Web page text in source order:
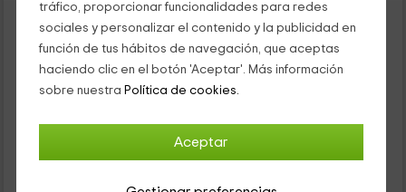
tráfico, proporcionar funcionalidades para redes
sociales y personalizar el contenido y la publicidad en
función de tus hábitos de navegación, que aceptas
haciendo clic en el botón 'Aceptar'. Más información
sobre nuestra Política de cookies.
Aceptar
Rural Jordà
0 opiniones
15 personas
7 baños
Contacto directo